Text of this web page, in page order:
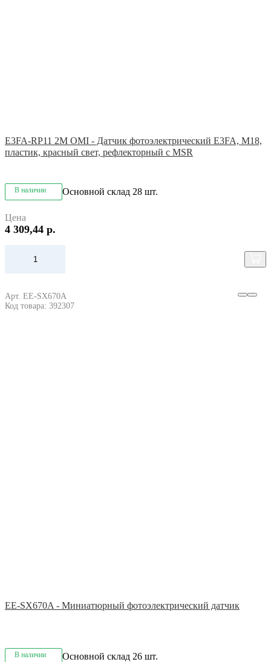
E3FA-RP11 2M OMI - Датчик фотоэлектрический E3FA, M18,
пластик, красный свет, рефлекторный с MSR
В наличии Основной склад 28 шт.
Цена
4 309,44 р.
Арт. EE-SX670A
Код товара: 392307
EE-SX670A - Миниатюрный фотоэлектрический датчик
В наличии Основной склад 26 шт.